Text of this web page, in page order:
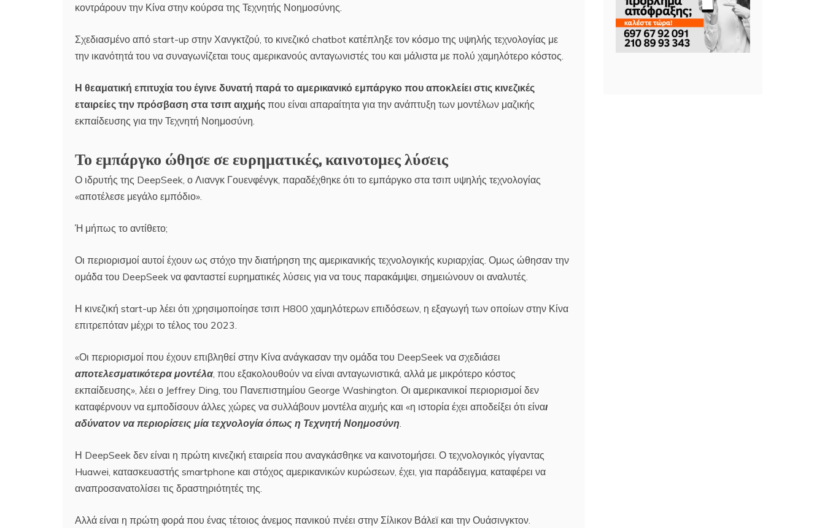
κοντράρουν την Κίνα στην κούρσα της Τεχνητής Νοημοσύνης.
Σχεδιασμένο από start-up στην Χανγκτζού, το κινεζικό chatbot κατέπληξε τον κόσμο της υψηλής τεχνολογίας με
την ικανότητά του να συναγωνίζεται τους αμερικανούς ανταγωνιστές του και μάλιστα με πολύ χαμηλότερο κόστος.
Η θεαματική επιτυχία του έγινε δυνατή παρά το αμερικανικό εμπάργκο που αποκλείει στις κινεζικές
εταιρείες την πρόσβαση στα τσιπ αιχμής που είναι απαραίτητα για την ανάπτυξη των μοντέλων μαζικής
εκπαίδευσης για την Τεχνητή Νοημοσύνη.
Το εμπάργκο ώθησε σε ευρηματικές, καινοτομες λύσεις
Ο ιδρυτής της DeepSeek, ο Λιανγκ Γουενφένγκ, παραδέχθηκε ότι το εμπάργκο στα τσιπ υψηλής τεχνολογίας
«αποτέλεσε μεγάλο εμπόδιο».
Ή μήπως το αντίθετο;
Οι περιορισμοί αυτοί έχουν ως στόχο την διατήρηση της αμερικανικής τεχνολογικής κυριαρχίας. Ομως ώθησαν την
ομάδα του DeepSeek να φανταστεί ευρηματικές λύσεις για να τους παρακάμψει, σημειώνουν οι αναλυτές.
Η κινεζική start-up λέει ότι χρησιμοποίησε τσιπ H800 χαμηλότερων επιδόσεων, η εξαγωγή των οποίων στην Κίνα
επιτρεπόταν μέχρι το τέλος του 2023.
«Οι περιορισμοί που έχουν επιβληθεί στην Κίνα ανάγκασαν την ομάδα του DeepSeek να σχεδιάσει
αποτελεσματικότερα μοντέλα, που εξακολουθούν να είναι ανταγωνιστικά, αλλά με μικρότερο κόστος
εκπαίδευσης», λέει ο Jeffrey Ding, του Πανεπιστημίου George Washington. Οι αμερικανικοί περιορισμοί δεν
καταφέρνουν να εμποδίσουν άλλες χώρες να συλλάβουν μοντέλα αιχμής και «η ιστορία έχει αποδείξει ότι είναι
αδύνατον να περιορίσεις μία τεχνολογία όπως η Τεχνητή Νοημοσύνη
Η DeepSeek δεν είναι η πρώτη κινεζική εταιρεία που αναγκάσθηκε να καινοτομήσει. Ο τεχνολογικός γίγαντας
Huawei, κατασκευαστής smartphone και στόχος αμερικανικών κυρώσεων, έχει, για παράδειγμα, καταφέρει να
αναπροσανατολίσει τις δραστηριότητές της.
Αλλά είναι η πρώτη φορά που ένας τέτοιος άνεμος πανικού πνέει στην Σίλικον Βάλεϊ και την Ουάσινγκτον.